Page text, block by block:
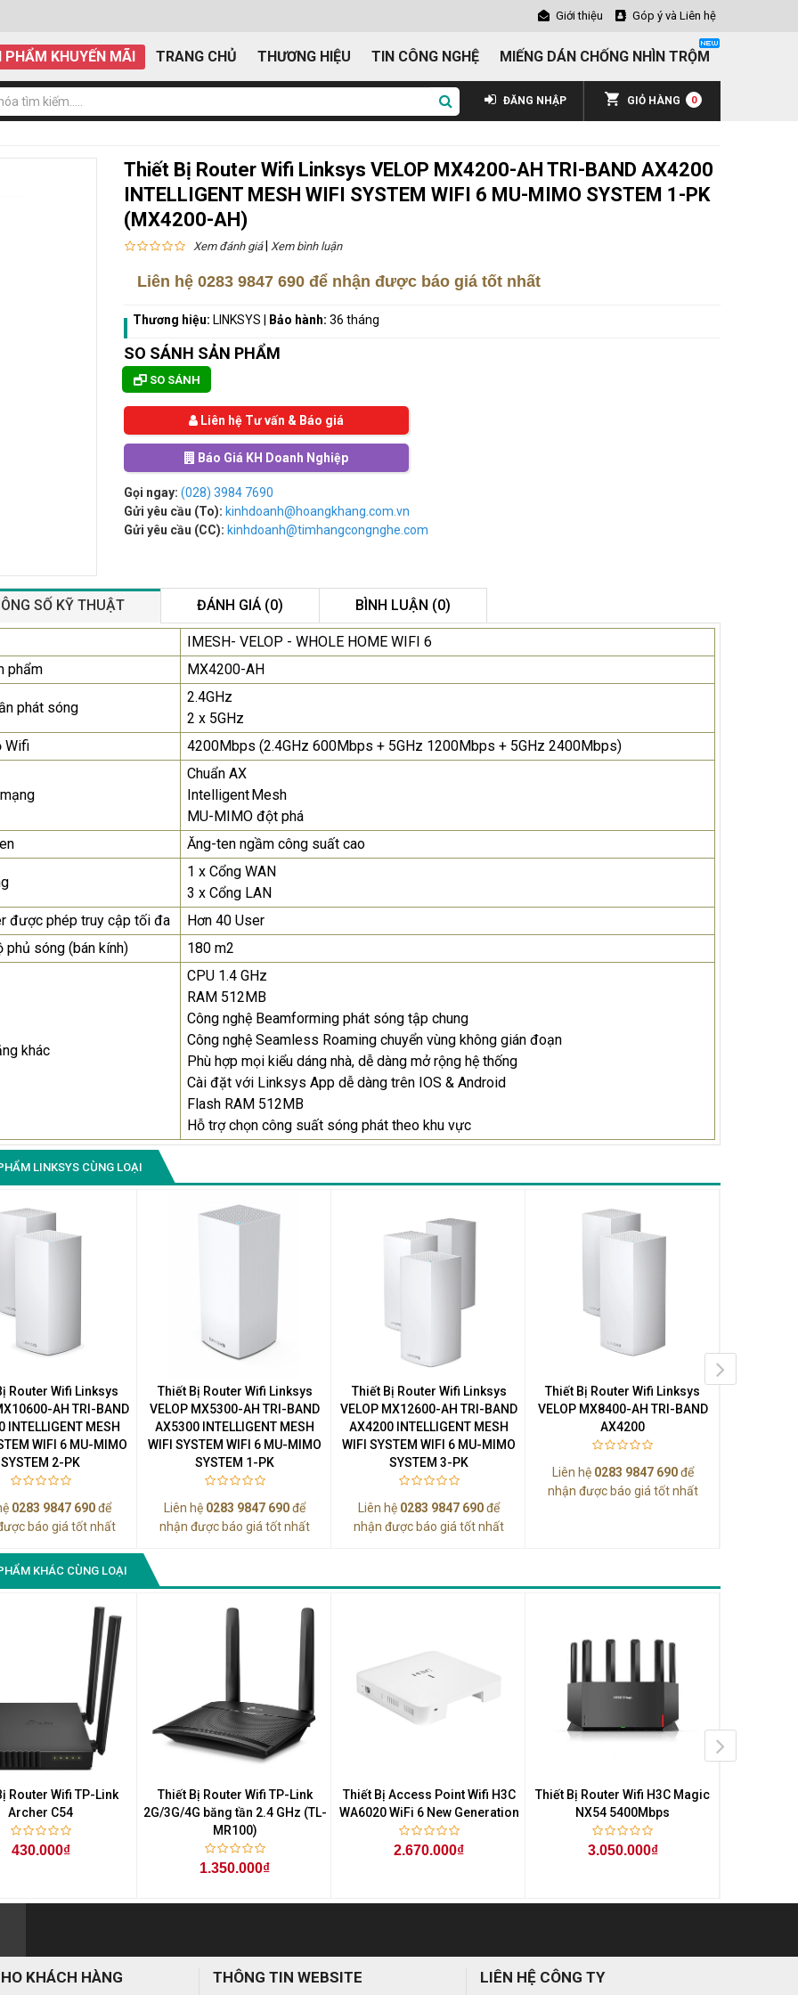
Giới thiệu Góp ý và Liên hệ
PHẨM KHUYẾN MÃI TRANG CHỦ THƯƠNG HIỆU TIN CÔNG NGHỆ MIẾNG DÁN CHỐNG NHÌN TRỘM
GIỎ HÀNG 0
ĐĂNG NHẬP
Thiết Bị Router Wifi Linksys VELOP MX4200-AH TRI-BAND AX4200
INTELLIGENT MESH WIFI SYSTEM WIFI 6 MU-MIMO SYSTEM 1-PK
(MX4200-AH)
Xem đánh giá| Xem bình luận
Liên hệ 0283 9847 690 để nhận được báo giá tốt nhất
Thương hiệu: LINKSYS Bảo hành: 36 tháng
SO SÁNH SẢN PHẨM
SO SÁNH
Liên hệ Tư vấn & Báo giá
Báo Giá KH Doanh Nghiệp
Gọi ngay: (028) 3984 7690
Gửi yêu cầu (To): kinhdoanh@hoangkhang.com.vn
Gửi yêu cầu (CC): kinhdoanh@timhangcongnghe.com
Màn Hình Quảng Cáo
SAMSUNG QB55R 55 I...
Liên hệ
Màn Hình Máy Tính Lenovo
D19-10 18.5"...
2.150.000₫
Màn Hình Quảng Cáo
SAMSUNG QH65R 65 I...
Liên hệ
để nhận báo giá tốt
SỐ KỸ THUẬT ĐÁNH GIÁ (0) BÌNH LUẬN (0)
IMESH- VELOP - WHOLE HOME WIFI 6
phẩm
MX4200-AH
phát sóng
2.4GHz
2 x 5GHz
Wifi
4200Mbps (2.4GHz 600Mbps + 5GHz 1200Mbps + 5GHz 2400Mbps)
Chuẩn AX
Intelligent Mesh
MU-MIMO đột phá
Ăng-ten ngầm công suất cao
1 x Cổng WAN
3 x Cổng LAN
được phép truy cập tối đa
Hơn 40 User
phủ sóng (bán kính)
180 m2
khác
CPU 1.4 GHz
RAM 512MB
Công nghệ Beamforming phát sóng tập chung
Công nghệ Seamless Roaming chuyển vùng không gián đoạn
Phù hợp mọi kiểu dáng nhà, dễ dàng mở rộng hệ thống
Cài đặt với Linksys App dễ dàng trên IOS & Android
Flash RAM 512MB
Hỗ trợ chọn công suất sóng phát theo khu vực
LINKSYS CÙNG LOẠI
Router Wifi Linksys
AH TRI-BAND
INTELLIGENT MESH
WIFI 6 MU-MIMO
SYSTEM 2-PK
0283 9847 690để
báo giá tốt nhất
Thiết Bị Router Wifi Linksys
VELOP MX5300-AH TRI-BAND
AX5300 INTELLIGENT MESH
WIFI SYSTEM WIFI 6 MU-MIMO
SYSTEM 1-PK
Liên hệ 0283 9847 690để
nhận được báo giá tốt nhất
Thiết Bị Router Wifi Linksys
VELOP MX12600-AH TRI-BAND
AX4200 INTELLIGENT MESH
WIFI SYSTEM WIFI 6 MU-MIMO
SYSTEM 3-PK
Liên hệ 0283 9847 690để
nhận được báo giá tốt nhất
Thiết Bị Router Wifi Linksys
VELOP MX8400-AH TRI-BAND
AX4200
Liên hệ 0283 9847 690để
nhận được báo giá tốt nhất
KHÁC CÙNG LOẠI
Router Wifi TP-Link
Archer C54
430.000₫
Thiết Bị Router Wifi TP-Link
2G/3G/4G băng tần 2.4 GHz (TL-
MR100)
1.350.000₫
Thiết Bị Access Point Wifi H3C
WA6020 WiFi 6 New Generation
2.670.000₫
Thiết Bị Router Wifi H3C Magic
NX54 5400Mbps
3.050.000₫
KHÁCH HÀNG THÔNG TIN WEBSITE LIÊN HỆ CÔNG TY